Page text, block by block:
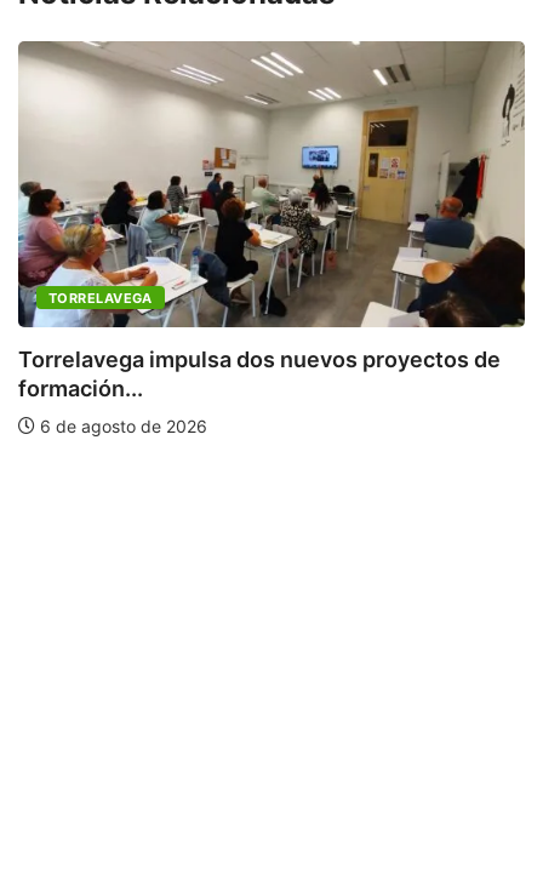
TORRELAVEGA
Torrelavega impulsa dos nuevos proyectos de
formación...
6 de agosto de 2026